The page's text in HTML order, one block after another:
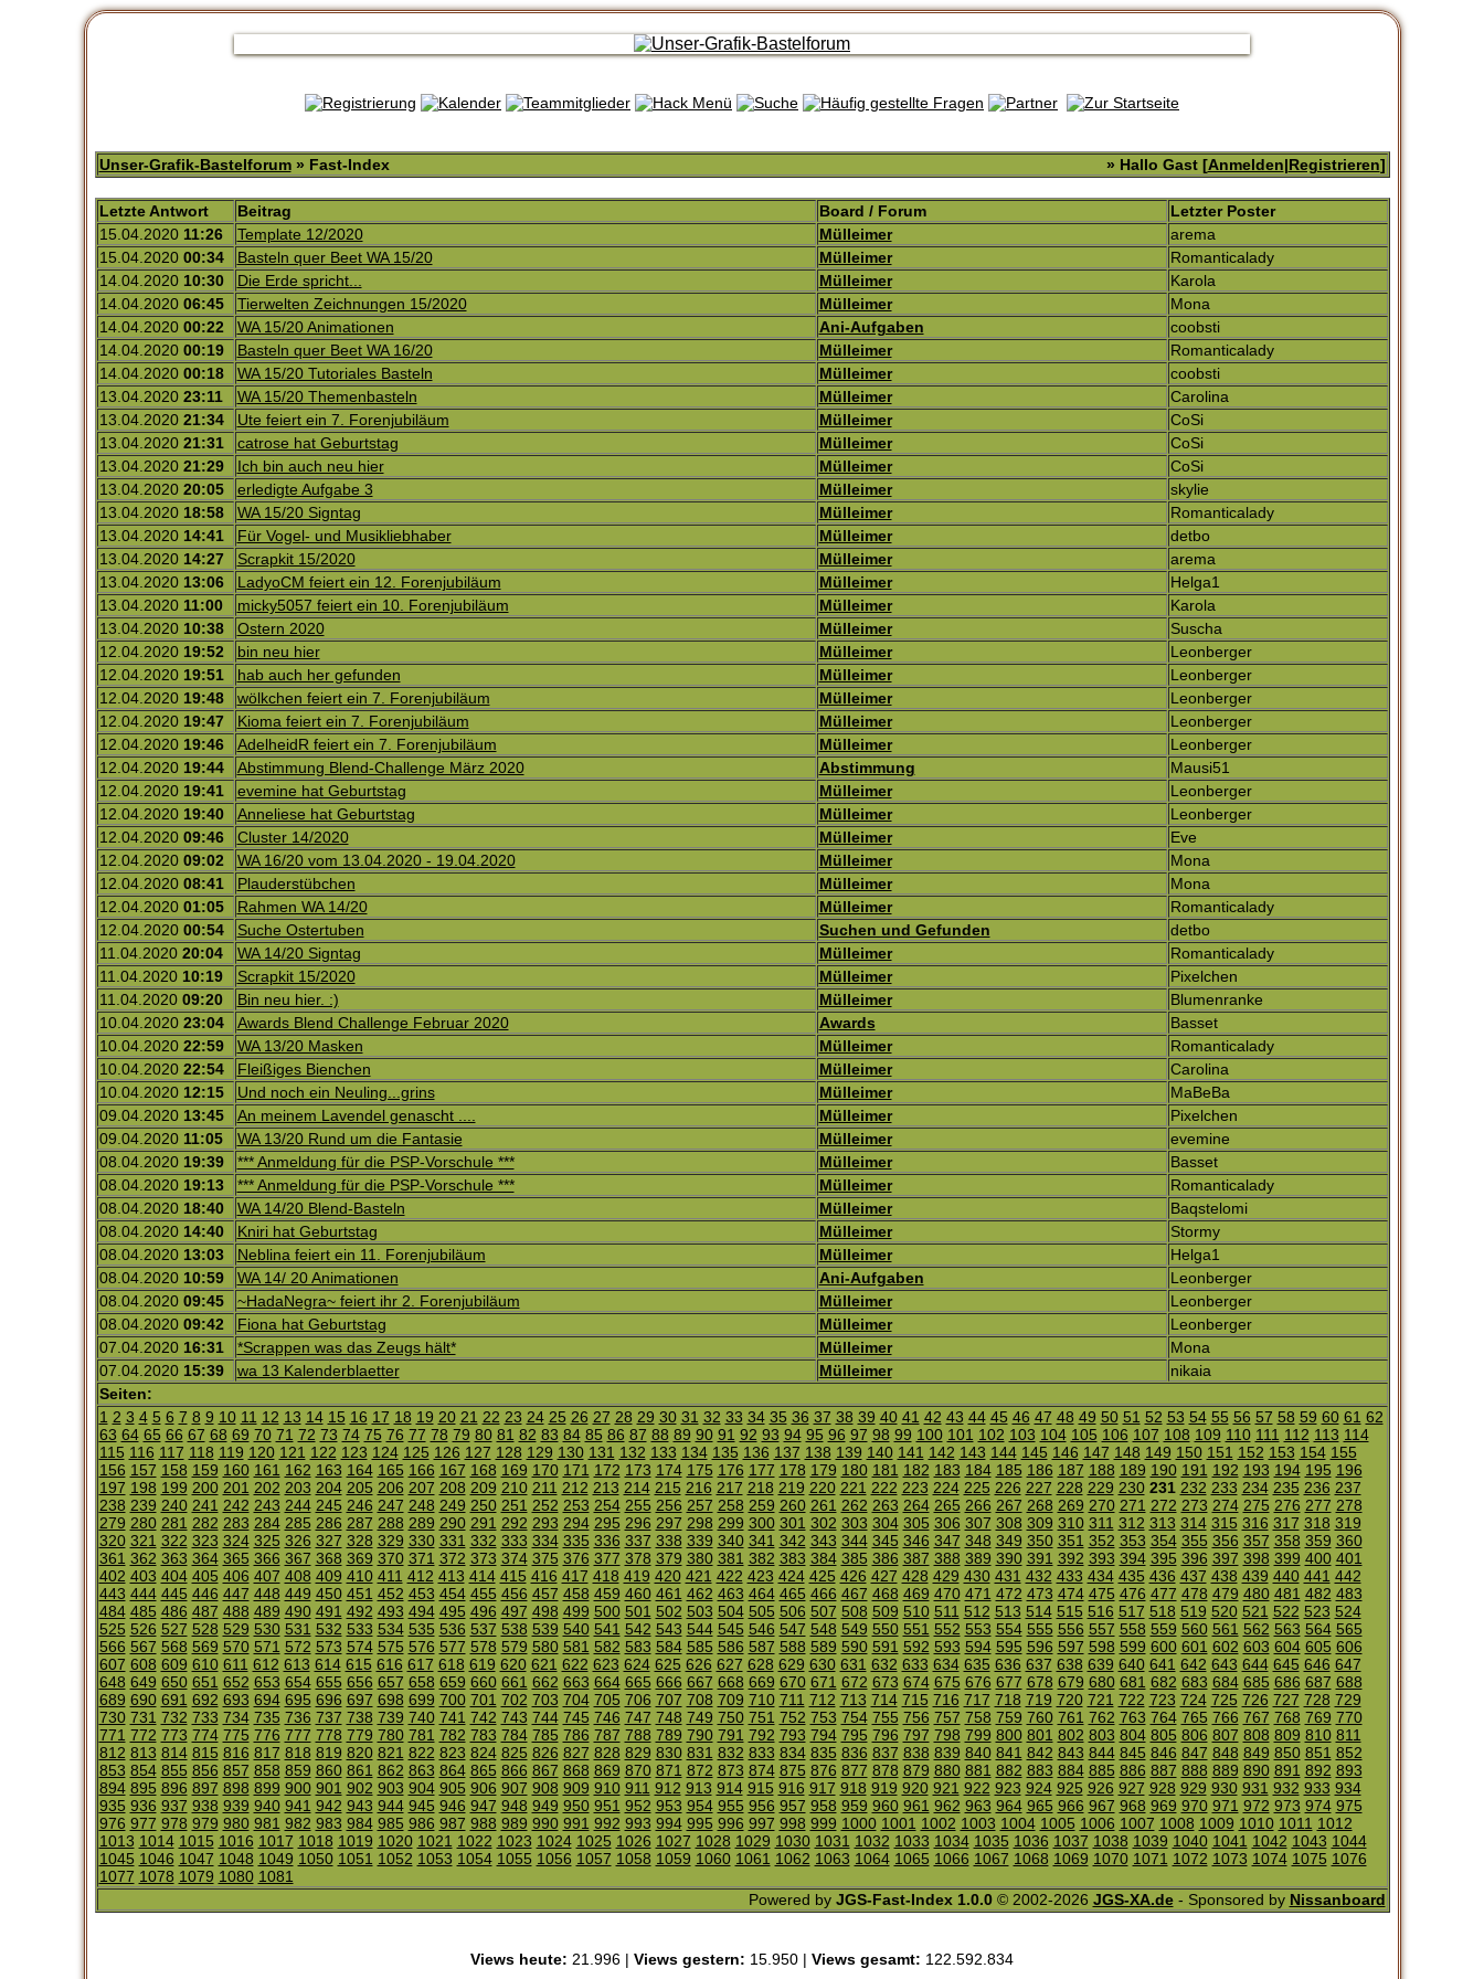
Unser-Grafik-Bastelforum» Fast-Index » Hallo Gast [Anmelden|Registrieren]
Letzte Antwort Beitrag Board / Forum
Letzter Poster
15.04.2020 11:26 Template 12/2020 Mülleimer
arema
15.04.2020 00:34 Basteln quer Beet WA 15/20 Mülleimer
Romanticalady
14.04.2020 10:30 Die Erde spricht... Mülleimer
Karola
14.04.2020 06:45 Tierwelten Zeichnungen 15/2020 Mülleimer
Mona
14.04.2020 00:22 WA 15/20 Animationen Ani-Aufgaben
coobsti
14.04.2020 00:19 Basteln quer Beet WA 16/20 Mülleimer
Romanticalady
14.04.2020 00:18 WA 15/20 Tutoriales Basteln Mülleimer
coobsti
13.04.2020 23:11 WA 15/20 Themenbasteln Mülleimer
Carolina
13.04.2020 21:34 Ute feiert ein 7. Forenjubiläum Mülleimer
CoSi
13.04.2020 21:31 catrose hat Geburtstag Mülleimer
CoSi
13.04.2020 21:29 Ich bin auch neu hier Mülleimer
CoSi
13.04.2020 20:05 erledigte Aufgabe 3 Mülleimer
skylie
13.04.2020 18:58 WA 15/20 Signtag Mülleimer
Romanticalady
13.04.2020 14:41 Für Vogel- und Musikliebhaber Mülleimer
detbo
13.04.2020 14:27 Scrapkit 15/2020 Mülleimer
arema
13.04.2020 13:06 LadyoCM feiert ein 12. Forenjubiläum Mülleimer
Helga1
13.04.2020 11:00 micky5057 feiert ein 10. Forenjubiläum Mülleimer
Karola
13.04.2020 10:38 Ostern 2020 Mülleimer
Suscha
12.04.2020 19:52 bin neu hier Mülleimer
Leonberger
12.04.2020 19:51 hab auch her gefunden Mülleimer
Leonberger
12.04.2020 19:48 wölkchen feiert ein 7. Forenjubiläum Mülleimer
Leonberger
12.04.2020 19:47 Kioma feiert ein 7. Forenjubiläum Mülleimer
Leonberger
12.04.2020 19:46 AdelheidR feiert ein 7. Forenjubiläum Mülleimer
Leonberger
12.04.2020 19:44 Abstimmung Blend-Challenge März 2020 Abstimmung
Mausi51
12.04.2020 19:41 evemine hat Geburtstag Mülleimer
Leonberger
12.04.2020 19:40 Anneliese hat Geburtstag Mülleimer
Leonberger
12.04.2020 09:46 Cluster 14/2020 Mülleimer
Eve
12.04.2020 09:02 WA 16/20 vom 13.04.2020 - 19.04.2020 Mülleimer
Mona
12.04.2020 08:41 Plauderstübchen Mülleimer
Mona
12.04.2020 01:05 Rahmen WA 14/20 Mülleimer
Romanticalady
12.04.2020 00:54 Suche Ostertuben Suchen und Gefunden
detbo
11.04.2020 20:04 WA 14/20 Signtag Mülleimer
Romanticalady
11.04.2020 10:19 Scrapkit 15/2020 Mülleimer
Pixelchen
11.04.2020 09:20 Bin neu hier. :) Mülleimer
Blumenranke
10.04.2020 23:04 Awards Blend Challenge Februar 2020 Awards
Basset
10.04.2020 22:59 WA 13/20 Masken Mülleimer
Romanticalady
10.04.2020 22:54 Fleißiges Bienchen Mülleimer
Carolina
10.04.2020 12:15 Und noch ein Neuling...grins Mülleimer
MaBeBa
09.04.2020 13:45 An meinem Lavendel genascht .... Mülleimer
Pixelchen
09.04.2020 11:05 WA 13/20 Rund um die Fantasie Mülleimer
evemine
08.04.2020 19:39 *** Anmeldung für die PSP-Vorschule *** Mülleimer
Basset
08.04.2020 19:13 *** Anmeldung für die PSP-Vorschule *** Mülleimer
Romanticalady
08.04.2020 18:40 WA 14/20 Blend-Basteln Mülleimer
Baqstelomi
08.04.2020 14:40 Kniri hat Geburtstag Mülleimer
Stormy
08.04.2020 13:03 Neblina feiert ein 11. Forenjubiläum Mülleimer
Helga1
08.04.2020 10:59 WA 14/ 20 Animationen Ani-Aufgaben
Leonberger
08.04.2020 09:45 ~HadaNegra~ feiert ihr 2. Forenjubiläum Mülleimer
Leonberger
08.04.2020 09:42 Fiona hat Geburtstag Mülleimer
Leonberger
07.04.2020 16:31 *Scrappen was das Zeugs hält* Mülleimer
Mona
07.04.2020 15:39 wa 13 Kalenderblaetter Mülleimer
nikaia
Seiten:
1 2 3 4 5 6 7 8 9 10 11 12 13 14 15 16 17 18 19 20 21 22 23 24 25 26 27 28 29 30 31 32 33 34 35 36 37 38 39 40 41 42 43 44 45 46 47 48 49 50 51 52 53 54 55 56 57 58 59 60 61 62
63 64 65 66 67 68 69 70 71 72 73 74 75 76 77 78 79 80 81 82 83 84 85 86 87 88 89 90 91 92 93 94 95 96 97 98 99 100 101 102 103 104 105 106 107 108 109 110 111 112 113 114
115 116 117 118 119 120 121 122 123 124 125 126 127 128 129 130 131 132 133 134 135 136 137 138 139 140 141 142 143 144 145 146 147 148 149 150 151 152 153 154 155
156 157 158 159 160 161 162 163 164 165 166 167 168 169 170 171 172 173 174 175 176 177 178 179 180 181 182 183 184 185 186 187 188 189 190 191 192 193 194 195 196
197 198 199 200 201 202 203 204 205 206 207 208 209 210 211 212 213 214 215 216 217 218 219 220 221 222 223 224 225 226 227 228 229 230 231 232 233 234 235 236 237
238 239 240 241 242 243 244 245 246 247 248 249 250 251 252 253 254 255 256 257 258 259 260 261 262 263 264 265 266 267 268 269 270 271 272 273 274 275 276 277 278
279 280 281 282 283 284 285 286 287 288 289 290 291 292 293 294 295 296 297 298 299 300 301 302 303 304 305 306 307 308 309 310 311 312 313 314 315 316 317 318 319
320 321 322 323 324 325 326 327 328 329 330 331 332 333 334 335 336 337 338 339 340 341 342 343 344 345 346 347 348 349 350 351 352 353 354 355 356 357 358 359 360
361 362 363 364 365 366 367 368 369 370 371 372 373 374 375 376 377 378 379 380 381 382 383 384 385 386 387 388 389 390 391 392 393 394 395 396 397 398 399 400 401
402 403 404 405 406 407 408 409 410 411 412 413 414 415 416 417 418 419 420 421 422 423 424 425 426 427 428 429 430 431 432 433 434 435 436 437 438 439 440 441 442
443 444 445 446 447 448 449 450 451 452 453 454 455 456 457 458 459 460 461 462 463 464 465 466 467 468 469 470 471 472 473 474 475 476 477 478 479 480 481 482 483
484 485 486 487 488 489 490 491 492 493 494 495 496 497 498 499 500 501 502 503 504 505 506 507 508 509 510 511 512 513 514 515 516 517 518 519 520 521 522 523 524
525 526 527 528 529 530 531 532 533 534 535 536 537 538 539 540 541 542 543 544 545 546 547 548 549 550 551 552 553 554 555 556 557 558 559 560 561 562 563 564 565
566 567 568 569 570 571 572 573 574 575 576 577 578 579 580 581 582 583 584 585 586 587 588 589 590 591 592 593 594 595 596 597 598 599 600 601 602 603 604 605 606
607 608 609 610 611 612 613 614 615 616 617 618 619 620 621 622 623 624 625 626 627 628 629 630 631 632 633 634 635 636 637 638 639 640 641 642 643 644 645 646 647
648 649 650 651 652 653 654 655 656 657 658 659 660 661 662 663 664 665 666 667 668 669 670 671 672 673 674 675 676 677 678 679 680 681 682 683 684 685 686 687 688
689 690 691 692 693 694 695 696 697 698 699 700 701 702 703 704 705 706 707 708 709 710 711 712 713 714 715 716 717 718 719 720 721 722 723 724 725 726 727 728 729
730 731 732 733 734 735 736 737 738 739 740 741 742 743 744 745 746 747 748 749 750 751 752 753 754 755 756 757 758 759 760 761 762 763 764 765 766 767 768 769 770
771 772 773 774 775 776 777 778 779 780 781 782 783 784 785 786 787 788 789 790 791 792 793 794 795 796 797 798 799 800 801 802 803 804 805 806 807 808 809 810 811
812 813 814 815 816 817 818 819 820 821 822 823 824 825 826 827 828 829 830 831 832 833 834 835 836 837 838 839 840 841 842 843 844 845 846 847 848 849 850 851 852
853 854 855 856 857 858 859 860 861 862 863 864 865 866 867 868 869 870 871 872 873 874 875 876 877 878 879 880 881 882 883 884 885 886 887 888 889 890 891 892 893
894 895 896 897 898 899 900 901 902 903 904 905 906 907 908 909 910 911 912 913 914 915 916 917 918 919 920 921 922 923 924 925 926 927 928 929 930 931 932 933 934
935 936 937 938 939 940 941 942 943 944 945 946 947 948 949 950 951 952 953 954 955 956 957 958 959 960 961 962 963 964 965 966 967 968 969 970 971 972 973 974 975
976 977 978 979 980 981 982 983 984 985 986 987 988 989 990 991 992 993 994 995 996 997 998 999 1000 1001 1002 1003 1004 1005 1006 1007 1008 1009 1010 1011 1012
1013 1014 1015 1016 1017 1018 1019 1020 1021 1022 1023 1024 1025 1026 1027 1028 1029 1030 1031 1032 1033 1034 1035 1036 1037 1038 1039 1040 1041 1042 1043 1044
1045 1046 1047 1048 1049 1050 1051 1052 1053 1054 1055 1056 1057 1058 1059 1060 1061 1062 1063 1064 1065 1066 1067 1068 1069 1070 1071 1072 1073 1074 1075 1076
1077 1078 1079 1080 1081
Powered by JGS-Fast-Index 1.0.0© 2002-2026 JGS-XA.de- Sponsored by Nissanboard
Views heute: 21.996 | Views gestern: 15.950 | Views gesamt: 122.592.834